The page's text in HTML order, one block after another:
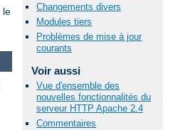
le
Changements divers
Modules tiers
Problèmes de mise à jour
courants
Voir aussi
Vue d'ensemble des
nouvelles fonctionnalités du
serveur HTTP Apache 2.4
Commentaires